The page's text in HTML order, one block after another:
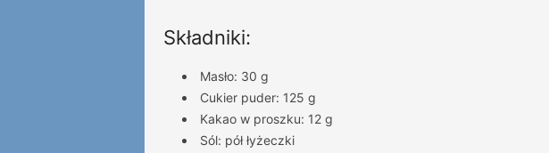
Składniki:
Masło: 30 g
Cukier puder: 125 g
Kakao w proszku: 12 g
Sól: pół łyżeczki